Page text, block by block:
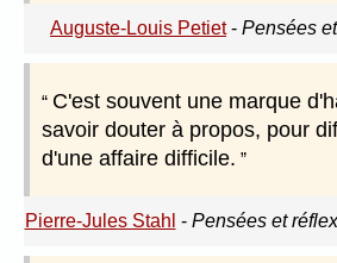
Auguste-Louis Petiet- Pensées
C'est souvent une marque
savoir douter à propos, pour
d'une affaire difficile.
Pierre-Jules Stahl - Pensées et